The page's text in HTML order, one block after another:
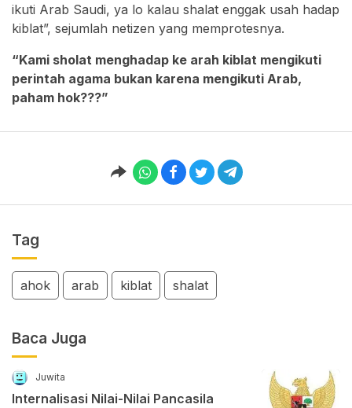
ikuti Arab Saudi, ya lo kalau shalat enggak usah hadap
kiblat”, sejumlah netizen yang memprotesnya.
“Kami sholat menghadap ke arah kiblat mengikuti
perintah agama bukan karena mengikuti Arab,
paham hok???”
Tag
ahok arab kiblat shalat
Baca Juga
Juwita
Internalisasi Nilai-Nilai Pancasila